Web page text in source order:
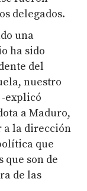
delegados.
una
ha sido
del
nuestro
explicó
a Maduro,
a la dirección
que
que son de
de las